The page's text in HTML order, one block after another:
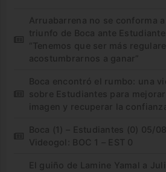
Arruabarrena no se conforma
triunfo de Boca ante
“Tenemos que ser más
acostumbrarnos a ganar”
Boca encontró el rumbo: una
sobre Estudiantes para
imagen y recuperar la
Boca (1) – Estudiantes (0) 05/
Videogol: BOC 1 – EST 0
El guiño de Lamine Yamal a